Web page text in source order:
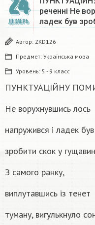
ДЕКАБРЬ
реченні Не
ладек був
Автор: ZKD126
Предмет: Українська мова
Уровень: 5 - 9 класс
ПУНКТУАЦІЙНУ
Не ворухнувшись лось
напружився і ладек був
зробити скок у
З самого ранку,
виплутавшись із тенет
туману, вигулькнуло